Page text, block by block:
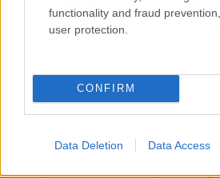
functionality and fraud
user protection.
CONFIRM
Data Deletion Data Access
αυτή αύξηση, οι
του οποίου καταγράφουν
μέσο όρο. Την ίδια ώρα ο
κυριαρχεί ενώ οι